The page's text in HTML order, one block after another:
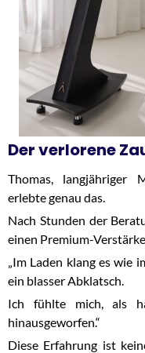
Der verlorene
Thomas, langjähriger
erlebte genau das.
Nach Stunden der
einen Premium-
„Im Laden klang es wie
ein blasser Abklatsch.
Ich fühlte mich, als
hinausgeworfen.“
Diese Erfahrung ist